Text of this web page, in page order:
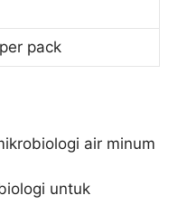
pack
air minum
untuk